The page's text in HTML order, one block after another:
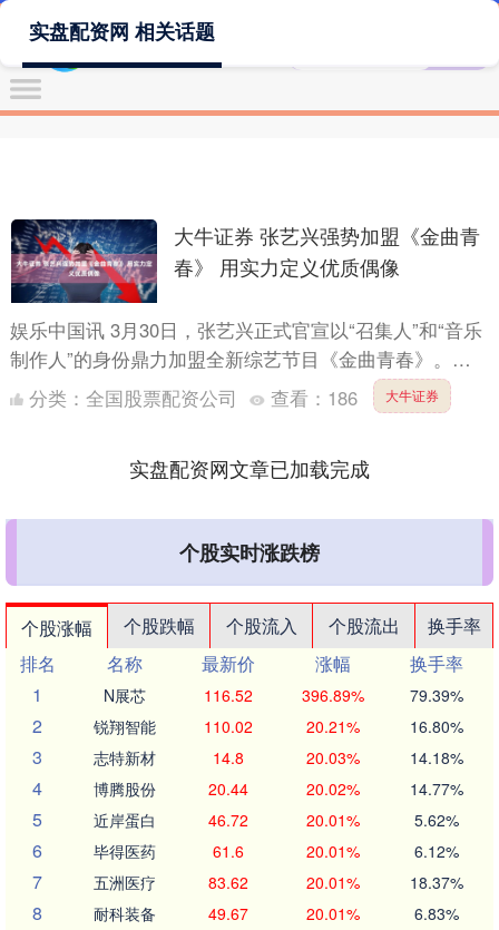
实盘配资网 相关话题
大牛证券 张艺兴强势加盟《金曲青
春》 用实力定义优质偶像
娱乐中国讯 3月30日，张艺兴正式官宣以“召集人”和“音乐
制作人”的身份鼎力加盟全新综艺节目《金曲青春》。通
过在网页里回答问题获得线索的特殊“出场方式”吊足了
大....
分类： 全国股票配资公司 查看： 186 大牛证券
实盘配资网文章已加载完成
个股实时涨跌榜
个股涨幅 个股跌幅 个股流入 个股流出
换手率
排名
名称 最新价 涨幅
换手率
1
N展芯 116.52 396.89% 79.39%
2 锐翔智能 110.02 20.21% 16.80%
3 志特新材 14.8 20.03% 14.18%
4 博腾股份 20.44 20.02% 14.77%
5 近岸蛋白 46.72 20.01% 5.62%
6 毕得医药 61.6 20.01% 6.12%
7 五洲医疗 83.62 20.01% 18.37%
8 耐科装备 49.67 20.01% 6.83%